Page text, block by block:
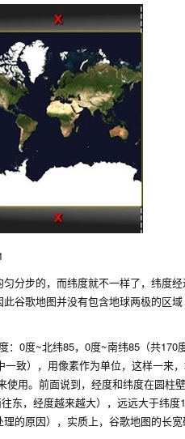
分步的，而纬度就不一样了，纬度
歌地图并没有包含地球两极的区域
0度~北纬85，0度~南纬85（共170度
致），用像素作为单位，这样一来
用。前面说到，经度和纬度在圆柱
东，经度越来越大），远远大于纬
的原因），实质上，谷歌地图的长宽